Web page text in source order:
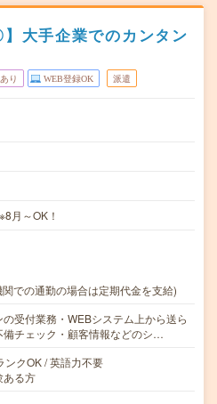
】大手企業でのカンタン
り WEB登録OK 派遣
月～OK！
での通勤の場合は定期代金を支給)
受付業務・WEBシステム上から送ら
備チェック・顧客情報などのシ…
ンクOK / 英語力不要
ある方